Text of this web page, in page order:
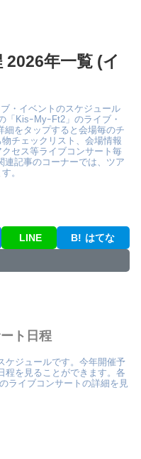
年一覧 (イ
・イベントのスケジュール
「KisｰMyｰFt2」のライブ・
細をタップすると会場毎のチ
チェックリスト、会場情報
セス等ライブコンサート毎
連記事のコーナーでは、ツア
。
LINE B! はてな
ト日程
ケジュールです。今年開催予
程を見ることができます。各
ライブコンサートの詳細を見